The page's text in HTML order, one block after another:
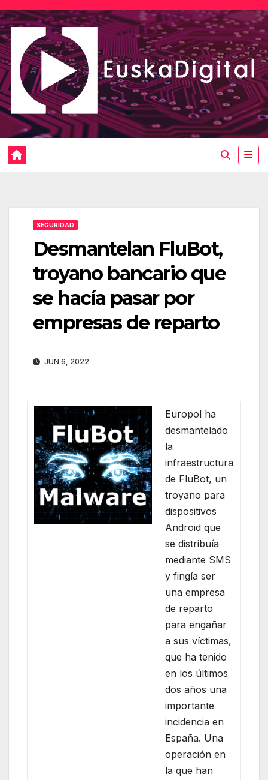
Saltar
al
contenido
SEGURIDAD
Desmantelan FluBot,
troyano bancario que
se hacía pasar por
empresas de reparto
JUN 6, 2022
Europol ha
desmantelado
la
infraestructura
de FluBot, un
troyano para
dispositivos
Android que
se distribuía
mediante SMS
y fingía ser
una empresa
de reparto
para engañar
a sus víctimas,
que ha tenido
en los últimos
dos años una
importante
incidencia en
España. Una
operación en
la que han